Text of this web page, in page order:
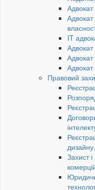
Адвокат
Адвокат
IT
Адвокат
Правовий
Захист